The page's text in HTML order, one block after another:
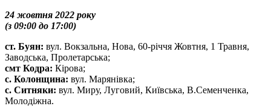
24 жовтня 2022 року
(з 09:00 до 17:00)
ст. Буян: вул. Вокзальна, Нова, 60-річчя Жовтня, 1 Травня,
Заводська, Пролетарська;
смт Кодра: Кірова;
с. Колонщина: вул. Марянівка;
с. Ситняки: вул. Миру, Луговий, Київська, В.Семенченка,
Молодіжна.